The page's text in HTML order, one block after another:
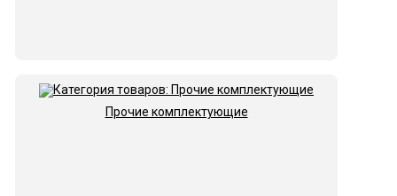
Прочие комплектующие